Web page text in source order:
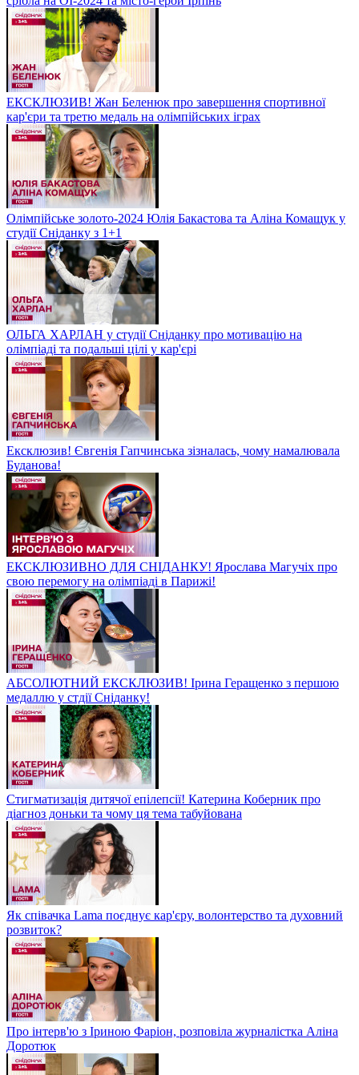
ЕКСКЛЮЗИВ! Жан Беленюк про завершення спортивної
кар'єри та третю медаль на олімпійських іграх
Олімпійське золото-2024 Юлія Бакастова та Аліна Комащук у
студії Сніданку з 1+1
ОЛЬГА ХАРЛАН у студії Сніданку про мотивацію на
олімпіаді та подальші цілі у кар'єрі
Ексклюзив! Євгенія Гапчинська зізналась, чому намалювала
Буданова!
ЕКСКЛЮЗИВНО ДЛЯ СНІДАНКУ! Ярослава Магучіх про
свою перемогу на олімпіаді в Парижі!
АБСОЛЮТНИЙ ЕКСКЛЮЗИВ! Ірина Геращенко з першою
медаллю у стдії Сніданку!
Стигматизація дитячої епілепсії! Катерина Коберник про
діагноз доньки та чому ця тема табуйована
Як співачка Lama поєднує кар'єру, волонтерство та духовний
розвиток?
Про інтерв'ю з Іриною Фаріон, розповіла журналістка Аліна
Доротюк